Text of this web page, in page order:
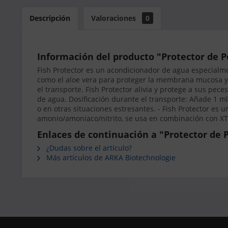
Descripción Valoraciones 0
Información del producto "Protector de
Fish Protector es un acondicionador de agua
como el aloe vera para proteger la membrana
el transporte. Fish Protector alivia y protege a sus
de agua. Dosificación durante el transporte: Añade 1
o en otras situaciones estresantes. - Fish Protector es
amonio/amoníaco/nitrito, se usa en combinación con
Enlaces de continuación a "Protector de
¿Dudas sobre el artículo?
Más artículos de ARKA Biotechnologie